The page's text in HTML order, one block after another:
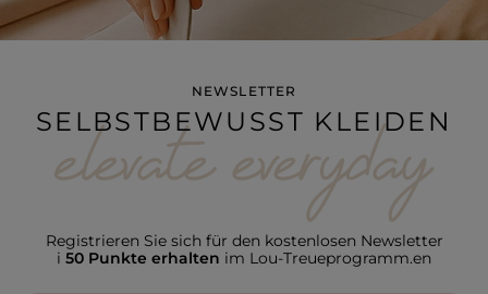
NEWSLETTER
SELBSTBEWUSST KLEIDEN
Registrieren Sie sich für den kostenlosen Newsletter
i 50 Punkte erhalten im Lou-Treueprogramm.en